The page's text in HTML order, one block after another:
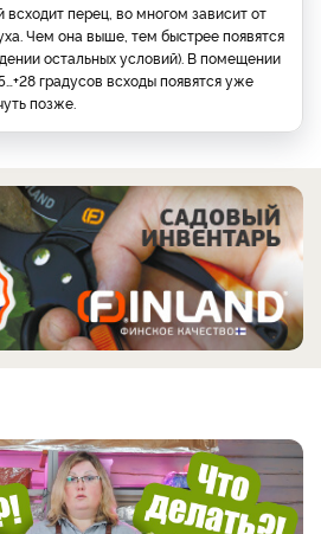
всходит перец, во многом зависит от
Чем она выше, тем быстрее появятся
остальных условий). В помещении
градусов всходы появятся уже
позже.